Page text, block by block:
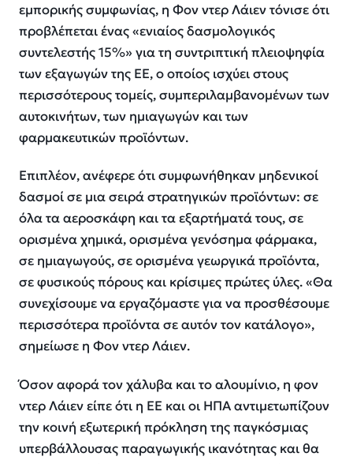
εμπορικής συμφωνίας, η Φον ντερ Λάιεν τόνισε ότι
προβλέπεται ένας «ενιαίος δασμολογικός
συντελεστής 15%» για τη συντριπτική πλειοψηφία
των εξαγωγών της ΕΕ, ο οποίος ισχύει στους
περισσότερους τομείς, συμπεριλαμβανομένων των
αυτοκινήτων, των ημιαγωγών και των
φαρμακευτικών προϊόντων.
Επιπλέον, ανέφερε ότι συμφωνήθηκαν μηδενικοί
δασμοί σε μια σειρά στρατηγικών προϊόντων: σε
όλα τα αεροσκάφη και τα εξαρτήματά τους, σε
ορισμένα χημικά, ορισμένα γενόσημα φάρμακα,
σε ημιαγωγούς, σε ορισμένα γεωργικά προϊόντα,
σε φυσικούς πόρους και κρίσιμες πρώτες ύλες. «Θα
συνεχίσουμε να εργαζόμαστε για να προσθέσουμε
περισσότερα προϊόντα σε αυτόν τον κατάλογο»,
σημείωσε η Φον ντερ Λάιεν.
Όσον αφορά τον χάλυβα και το αλουμίνιο, η φον
ντερ Λάιεν είπε ότι η ΕΕ και οι ΗΠΑ αντιμετωπίζουν
την κοινή εξωτερική πρόκληση της παγκόσμιας
υπερβάλλουσας παραγωγικής ικανότητας και θα